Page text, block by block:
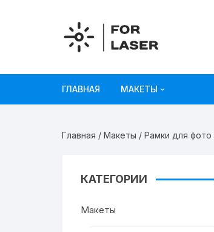
ГЛАВНАЯ МАКЕТЫ
Игрушки
Главная / Макеты / Рамки для фото
КАТЕГОРИИ
Макеты